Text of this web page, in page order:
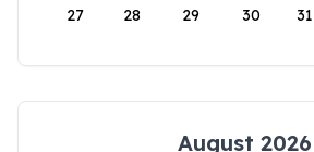
27 28 29 30 31
August 2026